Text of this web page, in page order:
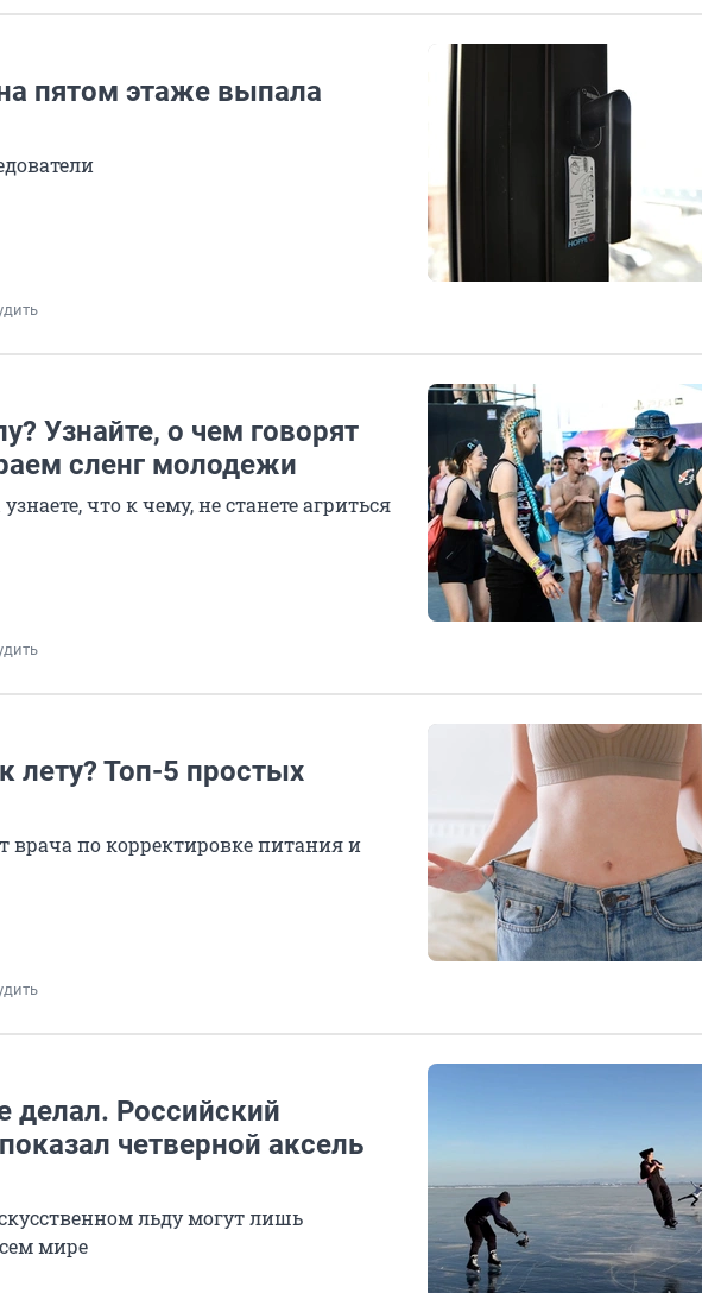
пятом этаже выпала
Узнайте, о чем говорят
сленг молодежи
что к чему, не станете агриться
лету? Топ-5 простых
врача по корректировке питания и
делал. Российский
четверной аксель
льду могут лишь
мире